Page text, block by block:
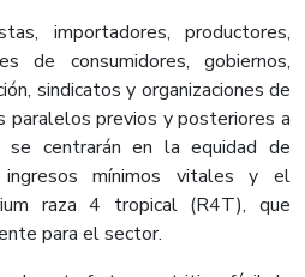
importadores, productores,
de consumidores, gobiernos,
sindicatos y organizaciones de
paralelos previos y posteriores a
se centrarán en la equidad de
mínimos vitales y el
raza 4 tropical (R4T), que
para el sector.